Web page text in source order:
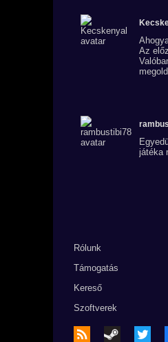
Az
játéka
Rólunk
Támogatás
Kereső
Szoftverek